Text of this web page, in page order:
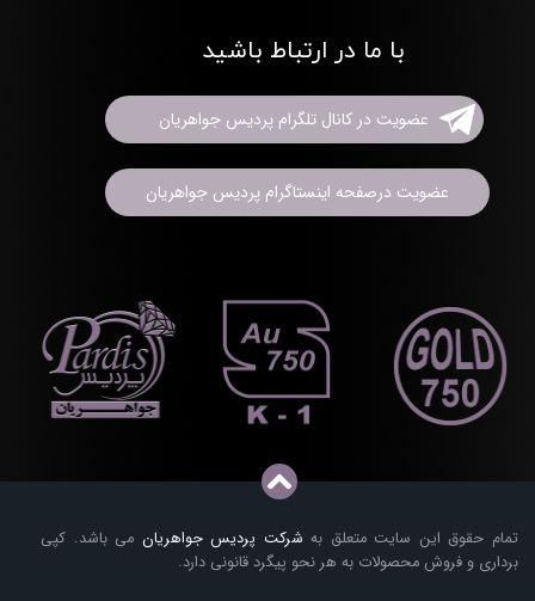
تمام حقوق این سایت متعلق به شرکت پردیس جواهریان می باشد. کپی
برداری و فروش محصولات به هر نحو پیگرد قانونی دارد.
با ما در ارتباط باشید
عضویت در کانال تلگرام پردیس جواهریان
عضویت درصفحه اینستاگرام پردیس جواهریان